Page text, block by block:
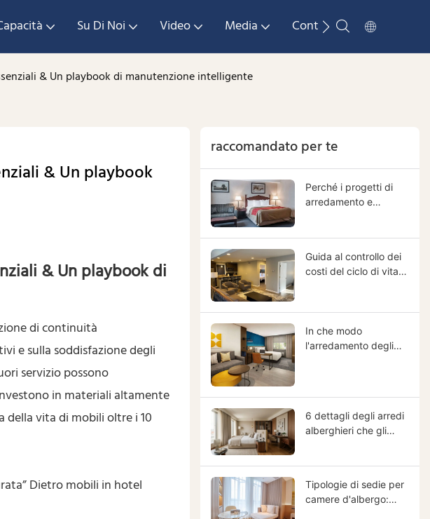
Su Di Noi Video Media Contattaci
& Un playbook di manutenzione intelligente
& Un playbook
& Un playbook di
di continuità
e sulla soddisfazione degli
servizio possono
in materiali altamente
vita di mobili oltre i 10
Dietro mobili in hotel
raccomandato per te
Perché i progetti di
arredamento e
progettisti, appaltatori
e fornitori e come
Guida al controllo dei
costi del ciclo di vita
sostituzione e migliora
il ritorno
sull'investimento |
In che modo
l'arredamento degli
sull'investimento
operativo?
6 dettagli degli arredi
alberghieri che gli
progettazione di
strutture ricettive)
Tipologie di sedie per
camere d'albergo: